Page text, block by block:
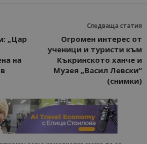
„Цар
на
Следваща статия
Огромен интерес от
ученици и туристи към
Къкринското ханче и
Музея „Васил Левски“
(снимки)